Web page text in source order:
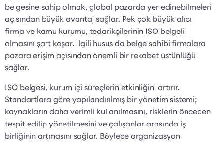
belgesine sahip olmak, global pazarda yer edinebilmeleri
açısından büyük avantaj sağlar. Pek çok büyük alıcı
firma ve kamu kurumu, tedarikçilerinin ISO belgeli
olmasını şart koşar. İlgili husus da belge sahibi firmalara
pazara erişim açısından önemli bir rekabet üstünlüğü
sağlar.
ISO belgesi, kurum içi süreçlerin etkinliğini artırır.
Standartlara göre yapılandırılmış bir yönetim sistemi;
kaynakların daha verimli kullanılmasını, risklerin önceden
tespit edilip yönetilmesini ve çalışanlar arasında iş
birliğinin artmasını sağlar. Böylece organizasyon